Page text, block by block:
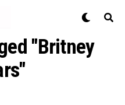
"Britney